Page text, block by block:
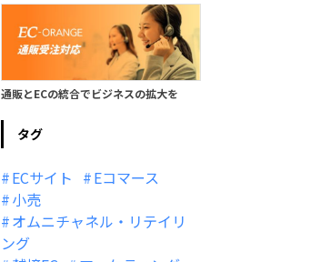
通販とECの統合でビジネスの拡大を
タグ
ECサイト
Eコマース
小売
オムニチャネル・リテイリ
ング